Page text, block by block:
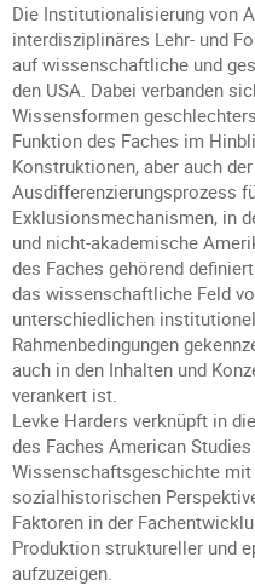
Die Institutionalisierung von
interdisziplinäres Lehr- und
auf wissenschaftliche und
den USA. Dabei verbanden
Wissensformen
Funktion des Faches im
Konstruktionen, aber auch
Ausdifferenzierungsprozess
Exklusionsmechanismen, in
und nicht-akademische
des Faches gehörend
das wissenschaftliche Feld
unterschiedlichen
Rahmenbedingungen
auch in den Inhalten und
verankert ist.
Levke Harders verknüpft in
des Faches American
Wissenschaftsgeschichte
sozialhistorischen
Faktoren in der
Produktion struktureller und
aufzuzeigen.